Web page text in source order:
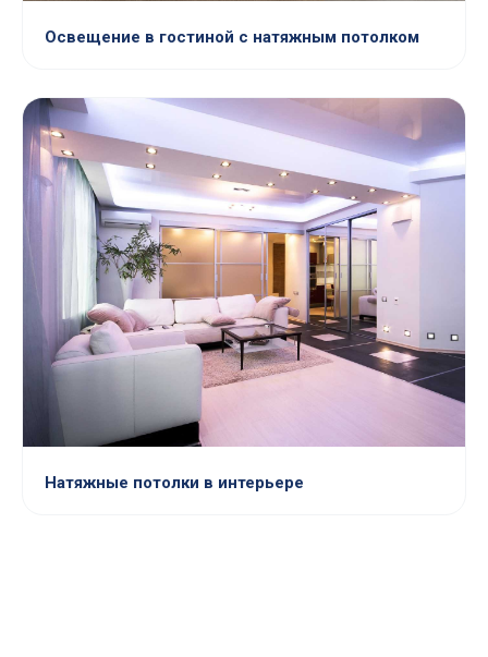
Освещение в гостиной с натяжным потолком
Натяжные потолки в интерьере